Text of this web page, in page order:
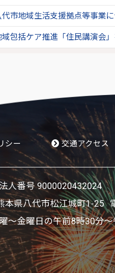
代市地域生活支援拠点等事業
域包括ケア推進「住民講演会
シー 交通アクセス
人番号 9000020432024
本県八代市松江城町1-25
～金曜日の午前8時30分